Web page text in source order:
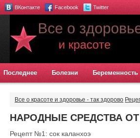
ВКонтакте Facebook Twitter
Последнее Болезни Беременность
Все о красоте и здоровье - так здорово
НАРОДНЫЕ СРЕДСТВА
Рецепт №1: сок каланхоэ